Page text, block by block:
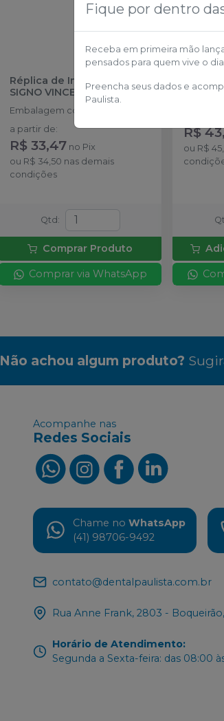
Réplica de Implante HE
SIGNO VINCES
Embalagem com 1 unidade.
a partir de:
R$ 33,47 no Pix
ou R$ 34,50 nas demais
condições
Qtd :
Comprar Produto
Comprar via WhatsApp
Barra
VINCES
R$
ou R$
Não achou algum produto?
Acompanhe nas
Redes Sociais
Chame no WhatsApp
(41) 98706-9492
contato@dentalpaulista.com.br
Rua Anne Frank, 2803 -
Horário de Atendimento:
Segunda a Sexta-feira: das 08:00
Fique por dentro
Receba em primeira mão
pensados para quem vive o
Preencha seus dados e
Paulista.